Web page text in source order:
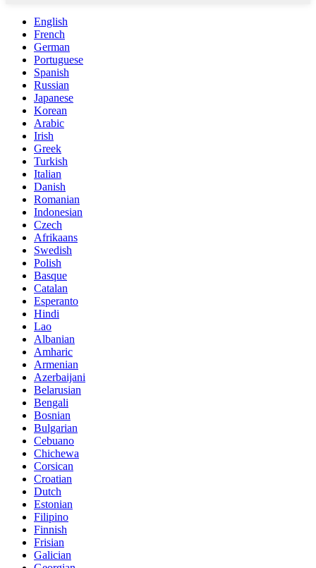
English
French
German
Portuguese
Spanish
Russian
Japanese
Korean
Arabic
Irish
Greek
Turkish
Italian
Danish
Romanian
Indonesian
Czech
Afrikaans
Swedish
Polish
Basque
Catalan
Esperanto
Hindi
Lao
Albanian
Amharic
Armenian
Azerbaijani
Belarusian
Bengali
Bosnian
Bulgarian
Cebuano
Chichewa
Corsican
Croatian
Dutch
Estonian
Filipino
Finnish
Frisian
Galician